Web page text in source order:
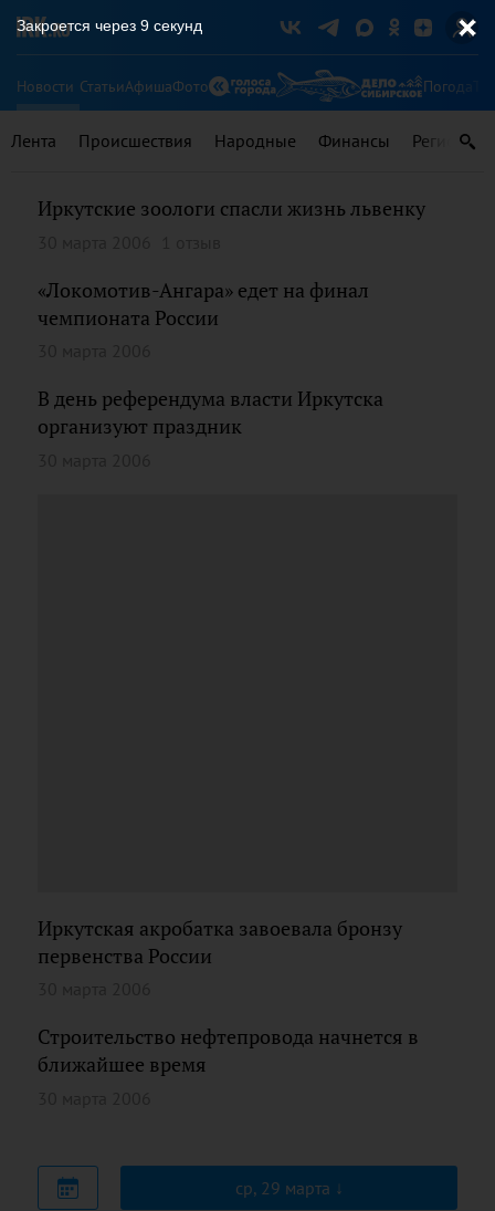
Новости СтатьиАфишаФото Погода
Лента Происшествия Народные Финансы Регионы
Иркутские зоологи спасли жизнь львенку
«Локомотив-Ангара» едет на финал
чемпионата России
В день референдума власти Иркутска
организуют праздник
Иркутская акробатка завоевала бронзу
первенства России
Строительство нефтепровода начнется в
ближайшее время
ср, 29 марта
Закроется через 9 секунд